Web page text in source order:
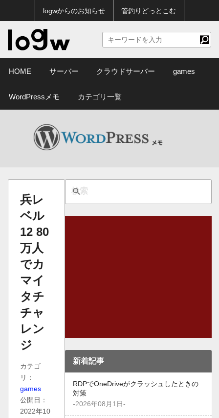
logwからのお知らせ 管釣りどっとこむ
HOME サーバー クラウドサーバー games
WordPressメモ カテゴリ一覧
兵レ
ベル
12 80
万人
でカ
マイ
タチ
チャ
レン
ジ
カテゴ
リ：
games
公開日：
2022年10
新着記事
RDPでOneDriveがクラッシュしたときの
対策
-2026年08月1日-